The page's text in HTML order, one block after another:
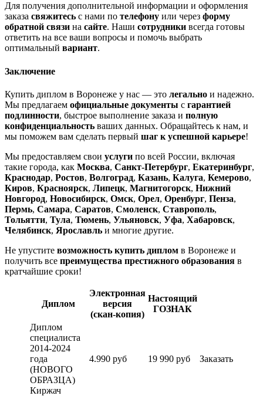
Для получения дополнительной информации и оформления
заказа свяжитесь с нами по телефону или через форму
обратной связи на сайте. Наши сотрудники всегда готовы
ответить на все ваши вопросы и помочь выбрать
оптимальный вариант.
Заключение
Купить диплом в Воронеже у нас — это легально и надежно.
Мы предлагаем официальные документы с гарантией
подлинности, быстрое выполнение заказа и полную
конфиденциальность ваших данных. Обращайтесь к нам, и
мы поможем вам сделать первый шаг к успешной карьере!
Мы предоставляем свои услуги по всей России, включая
такие города, как Москва, Санкт-Петербург, Екатеринбург,
Краснодар, Ростов, Волгоград, Казань, Калуга, Кемерово,
Киров, Красноярск, Липецк, Магнитогорск, Нижний
Новгород, Новосибирск, Омск, Орел, Оренбург, Пенза,
Пермь, Самара, Саратов, Смоленск, Ставрополь,
Тольятти, Тула, Тюмень, Ульяновск, Уфа, Хабаровск,
Челябинск, Ярославль и многие другие.
Не упустите возможность купить диплом в Воронеже и
получить все преимущества престижного образования в
кратчайшие сроки!
Диплом
Электронная
версия
(скан-копия)
Настоящий
ГОЗНАК
Диплом
специалиста
2014-2024
года
(НОВОГО
ОБРАЗЦА)
Киржач
4.990 руб 19 990 руб Заказать